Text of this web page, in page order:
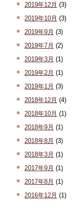
2019年12月 (3)
2019年10月 (3)
2019年9月 (3)
2019年7月 (2)
2019年3月 (1)
2019年2月 (1)
2019年1月 (3)
2018年12月 (4)
2018年10月 (1)
2018年9月 (1)
2018年8月 (3)
2018年3月 (1)
2017年9月 (1)
2017年8月 (1)
2016年12月 (1)